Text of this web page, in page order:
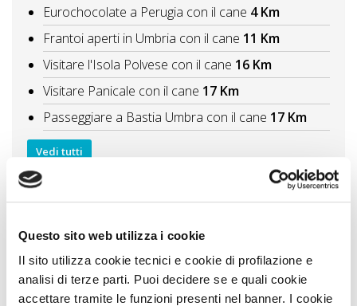
Questo sito web utilizza i cookie
Il sito utilizza cookie tecnici e cookie di profilazione e
analisi di terze parti. Puoi decidere se e quali cookie
accettare tramite le funzioni presenti nel banner. I cookie
Eurochocolate a Perugia con il cane 4 Km
Frantoi aperti in Umbria con il cane 11 Km
Visitare l'Isola Polvese con il cane 16 Km
Visitare Panicale con il cane 17 Km
Passeggiare a Bastia Umbra con il cane 17 Km
Vedi tutti
Itinerari A DOG
Itinerario di 2 giorni sul Lago Trasimeno con il
L'Alta Valle del Tevere tra borghi e cultura22 Km